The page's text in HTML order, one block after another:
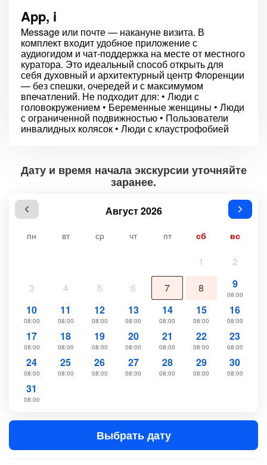
App, i
Message или почте — накануне визита. В
комплект входит удобное приложение с
аудиогидом и чат-поддержка на месте от местного
куратора. Это идеальный способ открыть для
себя духовный и архитектурный центр Флоренции
— без спешки, очередей и с максимумом
впечатлений. Не подходит для: ‭• Люди с
головокружением ‭• Беременные женщины ‭• Люди
с ограниченной подвижностью ‭• Пользователи
инвалидных колясок ‭• Люди с клаустрофобией
Дату и время начала экскурсии уточняйте
заранее.
Август 2026
пн вт ср чт пт сб вс
1
2
3
4 5 6 7 8 9
08:00
10
08:00
11
08:00
12
08:00
13
08:00
14
08:00
15
08:00
16
08:00
17
08:00
18
08:00
19
08:00
20
08:00
21
08:00
22
08:00
23
08:00
24
08:00
25
08:00
26
08:00
27
08:00
28
08:00
29
08:00
30
08:00
31
08:00
Выбрать дату